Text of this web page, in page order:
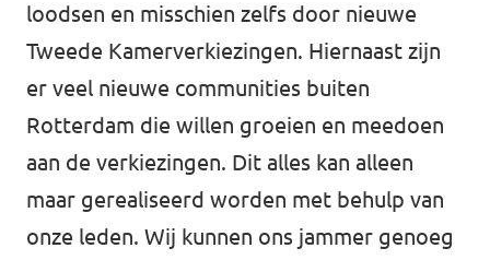
Leiden
Leidschendam-Voorburg
Wassenaar
loodsen en misschien zelfs door nieuwe
Tweede Kamerverkiezingen. Hiernaast zijn
er veel nieuwe communities buiten
Rotterdam die willen groeien en meedoen
aan de verkiezingen. Dit alles kan alleen
maar gerealiseerd worden met behulp van
onze leden. Wij kunnen ons jammer genoeg